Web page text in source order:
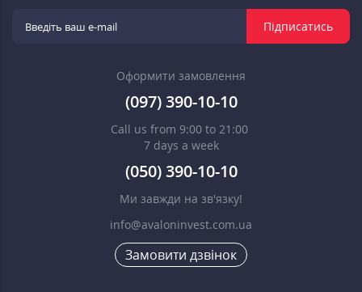
Підписатись
Оформити замовлення
(097) 390-10-10
Call us from 9:00 to 21:00
7 days a week
(050) 390-10-10
Ми завжди на зв'язку!
info@avaloninvest.com.ua
Замовити дзвінок